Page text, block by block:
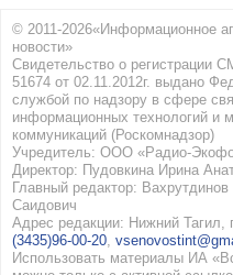
© 2011-2026«Информационное
новости»
Свидетельство о
51674 от 02.11.2012г. выдано
службой по надзору в сфере
информационных технологий и
коммуникаций (Роскомнадзор)
Учредитель: ООО «Радио-
Директор: Пудовкина Ирина
Главный редактор:
Саидович
Адрес редакции: Нижний Тагил,
(3435)96-00-20
Использовать материалы ИА